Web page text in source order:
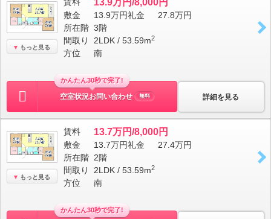
もっと見る
賃料 13.9万円/8,000円
敷金 13.9万円礼金
27.8万円
所在階 3階
間取り
2LDK / 53.59m2
方位 南
詳細を見る
かんたん30秒で完了!
空室状況お問い合わせ 無料
もっと見る
賃料 13.7万円/8,000円
敷金 13.7万円礼金
27.4万円
所在階 2階
間取り
2LDK / 53.59m2
方位 南
かんたん30秒で完了!